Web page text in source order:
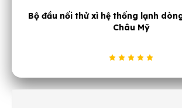
nối thử xì hệ thống lạnh dòng xe Châu Âu